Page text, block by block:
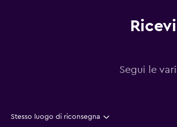
Segui le
Stesso luogo di riconsegna